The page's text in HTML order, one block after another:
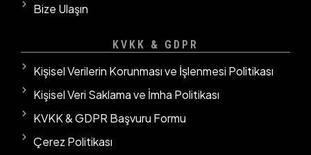
Bize Ulaşın
KVKK & GDPR
Kişisel Verilerin Korunması ve İşlenmesi Politikası
Kişisel Veri Saklama ve İmha Politikası
KVKK & GDPR Başvuru Formu
Çerez Politikası